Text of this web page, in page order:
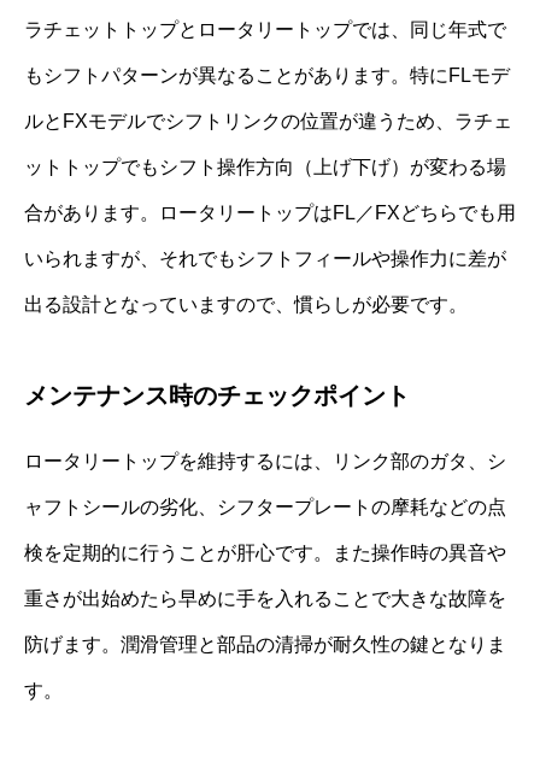
ラチェットトップとロータリートップでは、同じ年式で
もシフトパターンが異なることがあります。特にFLモデ
ルとFXモデルでシフトリンクの位置が違うため、ラチェ
ットトップでもシフト操作方向（上げ下げ）が変わる場
合があります。ロータリートップはFL／FXどちらでも用
いられますが、それでもシフトフィールや操作力に差が
出る設計となっていますので、慣らしが必要です。
メンテナンス時のチェックポイント
ロータリートップを維持するには、リンク部のガタ、シ
ャフトシールの劣化、シフタープレートの摩耗などの点
検を定期的に行うことが肝心です。また操作時の異音や
重さが出始めたら早めに手を入れることで大きな故障を
防げます。潤滑管理と部品の清掃が耐久性の鍵となりま
す。